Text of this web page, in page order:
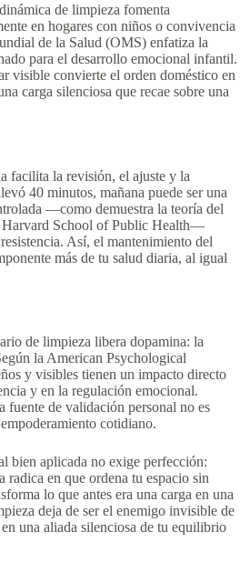
de limpieza fomenta
en hogares con niños o convivencia
de la Salud (OMS) enfatiza la
para el desarrollo emocional infantil.
visible convierte el orden doméstico en
carga silenciosa que recae sobre una
facilita la revisión, el ajuste y la
40 minutos, mañana puede ser una
—como demuestra la teoría del
Harvard School of Public Health—
Así, el mantenimiento del
más de tu salud diaria, al igual
de limpieza libera dopamina: la
la American Psychological
y visibles tienen un impacto directo
y en la regulación emocional.
fuente de validación personal no es
cotidiano.
bien aplicada no exige perfección:
radica en que ordena tu espacio sin
lo que antes era una carga en una
deja de ser el enemigo invisible de
una aliada silenciosa de tu equilibrio